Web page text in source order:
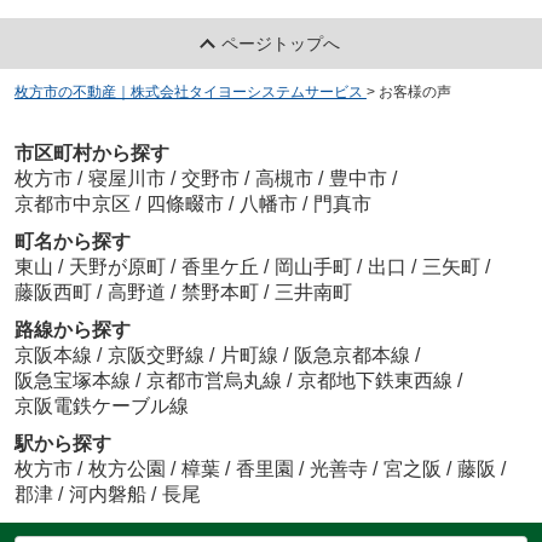
思いますか？
いいたします!
A:益々の御活躍、御発展の程
理由などございますか？
Q:売却まで、期間はどのくらいかかりましたか？
Q:当社の事をご家族やご友人などに紹介したいと
思いますか？
Q:最後に㈱タイヨーシステムサービスに一言お願
いいたします!
く、物件を見に行ってくださったようで、近隣の
第一印象もとても良かったです。
えて頂けますか？
A:
ございますか？
A:2階建て・駅の近く
A:8
Q:当社の事をご家族やご友人などに紹介したいと
Q:最後に㈱タイヨーシステムサービスに是非一言
お願いいたします！
ページトップへ
枚方市の不動産｜株式会社タイヨーシステムサービス > お客様の声
市区町村から探す
枚方市 / 寝屋川市 / 交野市 / 高槻市 / 豊中市 /
京都市中京区 / 四條畷市 / 八幡市 / 門真市
町名から探す
東山 / 天野が原町 / 香里ケ丘 / 岡山手町 / 出口 / 三矢町 /
藤阪西町 / 高野道 / 禁野本町 / 三井南町
路線から探す
京阪本線 / 京阪交野線 / 片町線 / 阪急京都本線 /
阪急宝塚本線 / 京都市営烏丸線 / 京都地下鉄東西線 /
京阪電鉄ケーブル線
駅から探す
枚方市 / 枚方公園 / 樟葉 / 香里園 / 光善寺 / 宮之阪 / 藤阪 /
郡津 / 河内磐船 / 長尾